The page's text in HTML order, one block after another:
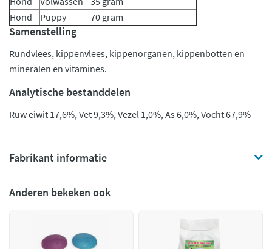
Hond Puppy 70 gram
Samenstelling
Rundvlees, kippenvlees, kippenorganen, kippenbotten en
mineralen en vitamines.
Analytische bestanddelen
Ruw eiwit 17,6%, Vet 9,3%, Vezel 1,0%, As 6,0%, Vocht 67,9%
Fabrikant informatie
Anderen bekeken ook